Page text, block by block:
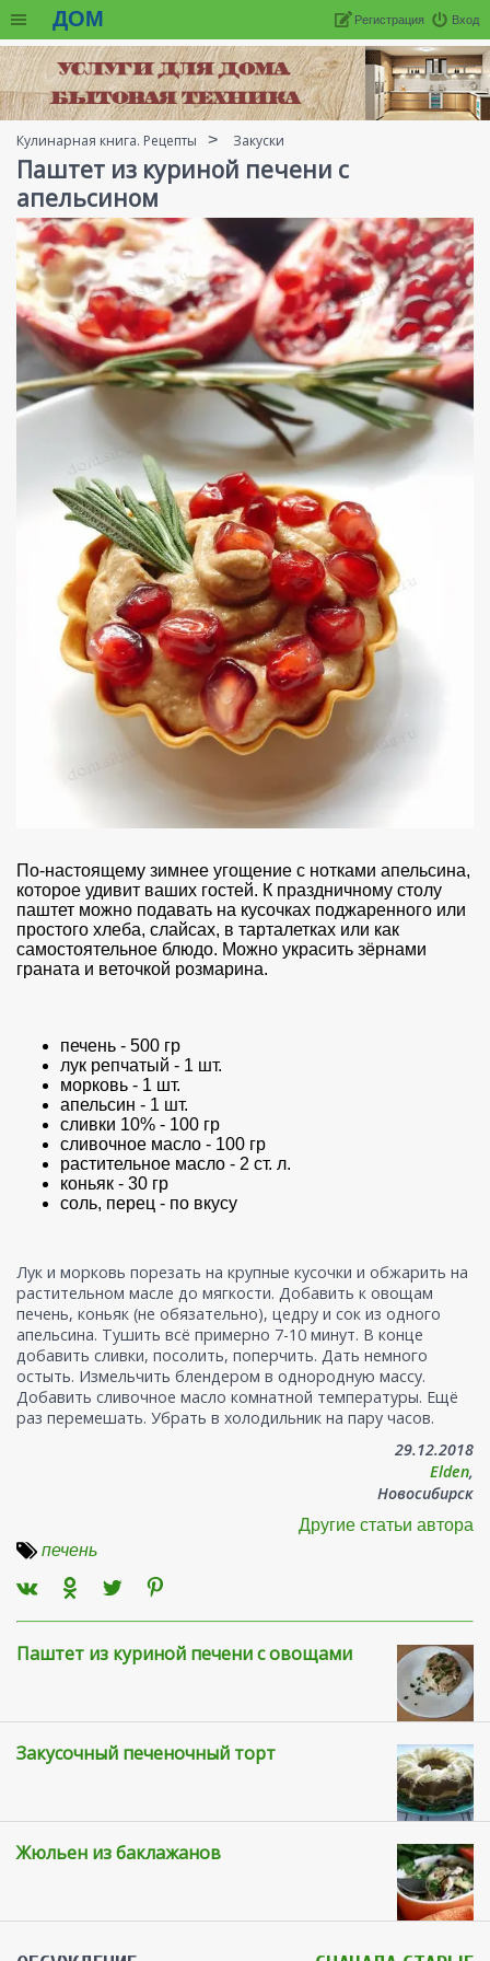
ДОМ Вход
Регистрация
Кулинарная книга. Рецепты Закуски
Паштет из куриной печени с
апельсином
По-настоящему зимнее угощение с нотками апельсина,
которое удивит ваших гостей. К праздничному столу
паштет можно подавать на кусочках поджаренного или
простого хлеба, слайсах, в тарталетках или как
самостоятельное блюдо. Можно украсить зёрнами
граната и веточкой розмарина.
печень - 500 гр
лук репчатый - 1 шт.
морковь - 1 шт.
апельсин - 1 шт.
сливки 10% - 100 гр
сливочное масло - 100 гр
растительное масло - 2 ст. л.
коньяк - 30 гр
соль, перец - по вкусу
Лук и морковь порезать на крупные кусочки и обжарить на
растительном масле до мягкости. Добавить к овощам
печень, коньяк (не обязательно), цедру и сок из одного
апельсина. Тушить всё примерно 7-10 минут. В конце
добавить сливки, посолить, поперчить. Дать немного
остыть. Измельчить блендером в однородную массу.
Добавить сливочное масло комнатной температуры. Ещё
раз перемешать. Убрать в холодильник на пару часов.
29.12.2018
Elden,
Новосибирск
Другие статьи автора
печень
Паштет из куриной печени с овощами
Закусочный печеночный торт
Жюльен из баклажанов